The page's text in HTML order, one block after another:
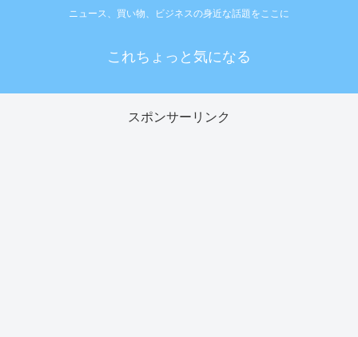
ニュース、買い物、ビジネスの身近な話題をここに
これちょっと気になる
スポンサーリンク